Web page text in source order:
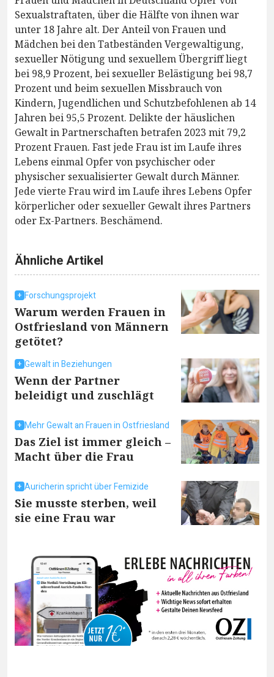
Sexualstraftaten, über die Hälfte von ihnen war
unter 18 Jahre alt. Der Anteil von Frauen und
Mädchen bei den Tatbeständen Vergewaltigung,
sexueller Nötigung und sexuellem Übergriff liegt
bei 98,9 Prozent, bei sexueller Belästigung bei 98,7
Prozent und beim sexuellen Missbrauch von
Kindern, Jugendlichen und Schutzbefohlenen ab 14
Jahren bei 95,5 Prozent. Delikte der häuslichen
Gewalt in Partnerschaften betrafen 2023 mit 79,2
Prozent Frauen. Fast jede Frau ist im Laufe ihres
Lebens einmal Opfer von psychischer oder
physischer sexualisierter Gewalt durch Männer.
Jede vierte Frau wird im Laufe ihres Lebens Opfer
körperlicher oder sexueller Gewalt ihres Partners
oder Ex-Partners. Beschämend.
Ähnliche Artikel
Forschungsprojekt
Warum werden Frauen in
Ostfriesland von Männern
getötet?
Gewalt in Beziehungen
Wenn der Partner
beleidigt und zuschlägt
Mehr Gewalt an Frauen in Ostfriesland
Das Ziel ist immer gleich –
Macht über die Frau
Auricherin spricht über Femizide
Sie musste sterben, weil
sie eine Frau war